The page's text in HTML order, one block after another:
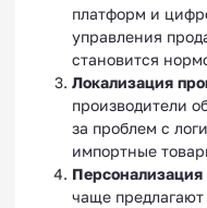
платформ и
управления
становится
Локализация
производители
за проблем с
импортные
чаще